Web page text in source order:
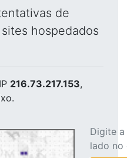
de
hospedados
216.73.217.153,
Digite
lado no